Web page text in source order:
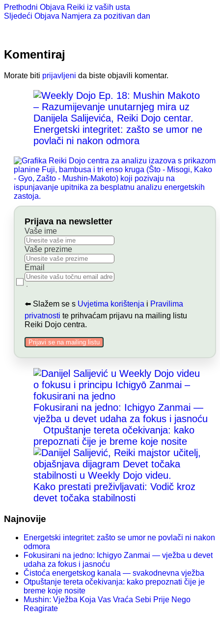
Prethodni Objava Reiki iz vaših usta
Sljedeći Objava Namjera za pozitivan dan
Komentiraj
Morate biti prijavljeni da biste objavili komentar.
Energetski integritet: zašto se umor ne
povlači ni nakon odmora
Prijava na newsletter
Vaše ime
Vaše prezime
Email
⬅️ Slažem se s Uvjetima korištenja i Pravilima
privatnosti te prihvaćam prijavu na mailing listu
Reiki Dojo centra.
Prijavi se na mailing listu
Fokusirani na jedno: Ichigyo Zanmai —
vježba u devet udaha za fokus i jasnoću
Otpuštanje tereta očekivanja: kako
prepoznati čije je breme koje nosite
Kako prestati preživljavati: Vodič kroz
devet točaka stabilnosti
Najnovije
Energetski integritet: zašto se umor ne povlači ni nakon
odmora
Fokusirani na jedno: Ichigyo Zanmai — vježba u devet
udaha za fokus i jasnoću
Čistoća energetskog kanala — svakodnevna vježba
Otpuštanje tereta očekivanja: kako prepoznati čije je
breme koje nosite
Mushin: Vježba Koja Vas Vraća Sebi Prije Nego
Reagirate